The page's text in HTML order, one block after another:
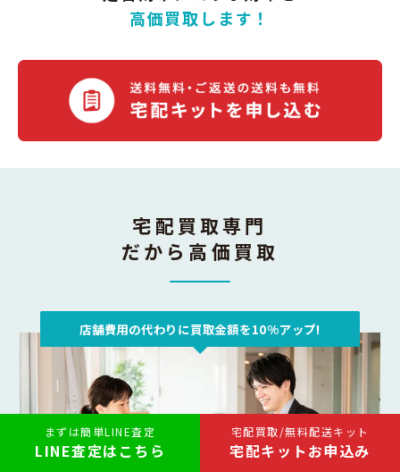
宅配買取/無料配送キット
宅配キットお申込み
まずは簡単LINE査定
LINE査定はこちら
高価買取します！
宅配買取専門
だから高価買取
店舗費用の代わりに買取金額を10%アップ!